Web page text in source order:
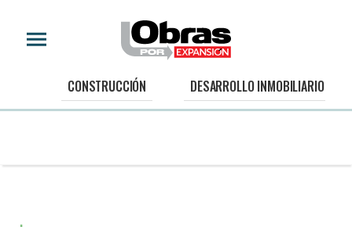
CONSTRUCCIÓN DESARROLLO INMOBILIARIO